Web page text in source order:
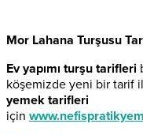
Mor Lahana Turşusu
Ev yapımı turşu tarifleri
köşemizde yeni bir tarif
yemek tarifleri
için